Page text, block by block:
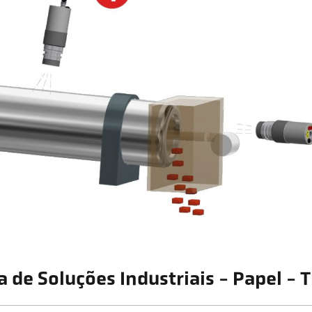
de Soluções Industriais - Papel -